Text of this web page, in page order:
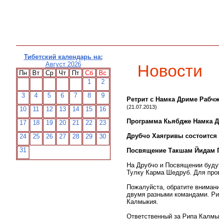
Тибетский календарь на:
Август 2026
Пн
Вт Ср Чт Пт Сб
Вс
1
2
3
4 5 6 7 8
9
10
11 12 13 14 15
16
17
18 19 20 21 22
23
24
25 26 27 28 29
30
31
Новости
Ретрит с Намка Дриме
(21.07.2013)
Программа Кьябдже Намка
Друбчо Хаягривы состоится
Посвящение Такшам Йидам
На Друбчо и Посвящении
Тулку Карма Шедруб. Для
Пожалуйста, обратите
двумя разными командами.
Калмыкия.
Ответственный за Рипа